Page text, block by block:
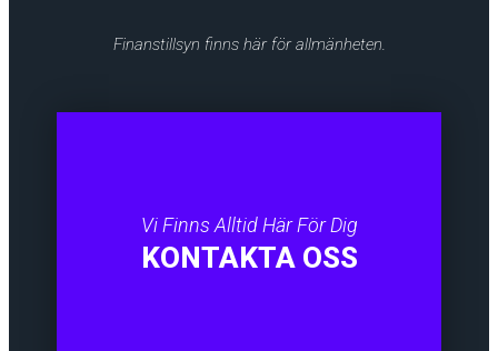
Finanstillsyn finns här för allmänheten.
Vi Finns Alltid Här För Dig
KONTAKTA OSS